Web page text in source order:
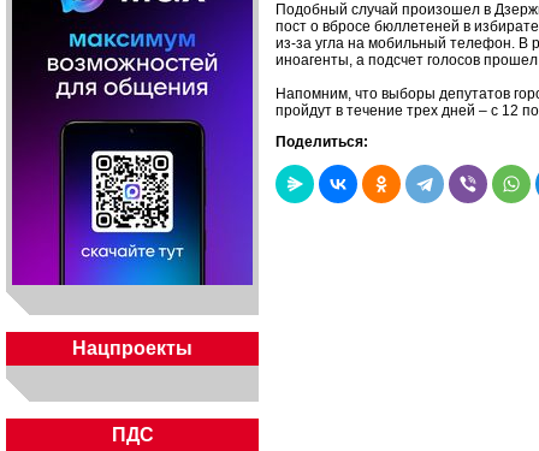
Нацпроекты
ПДС
Подобный случай произошел в
пост о вбросе бюллетеней в
из-за угла на мобильный телефон. В
иноагенты, а подсчет голосов
Напомним, что выборы депутатов
пройдут в течение трех дней – с 12
Поделиться: